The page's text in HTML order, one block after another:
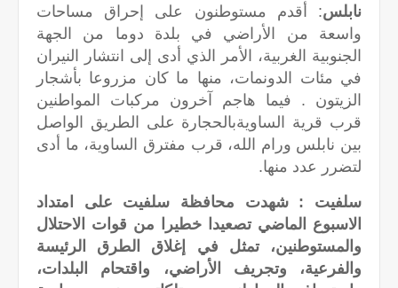
نابلس: أقدم مستوطنون على إحراق مساحات
واسعة من الأراضي في بلدة دوما من الجهة
الجنوبية الغربية، الأمر الذي أدى إلى انتشار النيران
في مئات الدونمات، منها ما كان مزروعا بأشجار
الزيتون . فيما هاجم آخرون مركبات المواطنين
قرب قرية الساويةبالحجارة على الطريق الواصل
بين نابلس ورام الله، قرب مفترق الساوية، ما أدى
لتضرر عدد منها.
سلفيت : شهدت محافظة سلفيت على امتداد
الاسبوع الماضي تصعيدا خطيرا من قوات الاحتلال
والمستوطنين، تمثل في إغلاق الطرق الرئيسة
والفرعية، وتجريف الأراضي، واقتحام البلدات،